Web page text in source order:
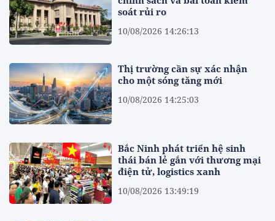
soát rủi ro
10/08/2026 14:26:13
Thị trường cần sự xác nhận
cho một sóng tăng mới
10/08/2026 14:25:03
Bắc Ninh phát triển hệ sinh
thái bán lẻ gắn với thương mại
điện tử, logistics xanh
10/08/2026 13:49:19